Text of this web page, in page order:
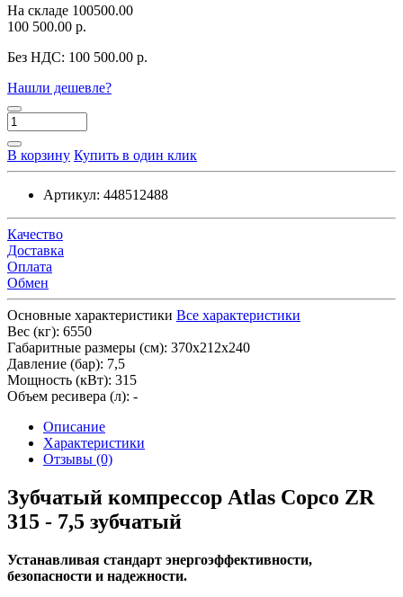
На складе 100500.00
100 500.00 р.
Без НДС: 100 500.00 р.
Нашли дешевле?
В корзину Купить в один клик
Артикул: 448512488
Качество
Доставка
Оплата
Обмен
Основные характеристики Все характеристики
Вес (кг): 6550
Габаритные размеры (см): 370х212х240
Давление (бар): 7,5
Мощность (кВт): 315
Объем ресивера (л): -
Описание
Характеристики
Отзывы (0)
Зубчатый компрессор Atlas Copco ZR
315 - 7,5 зубчатый
Устанавливая стандарт энергоэффективности,
безопасности и надежности.